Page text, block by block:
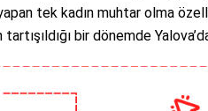
tek kadın muhtar olma
bir dönemde